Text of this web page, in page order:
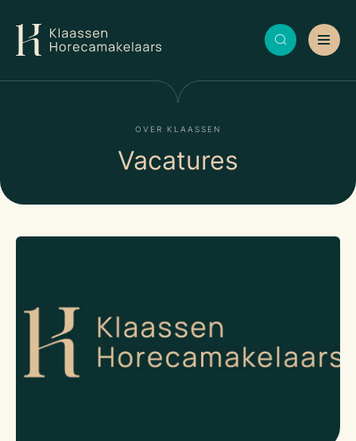
OVER KLAASSEN
Vacatures